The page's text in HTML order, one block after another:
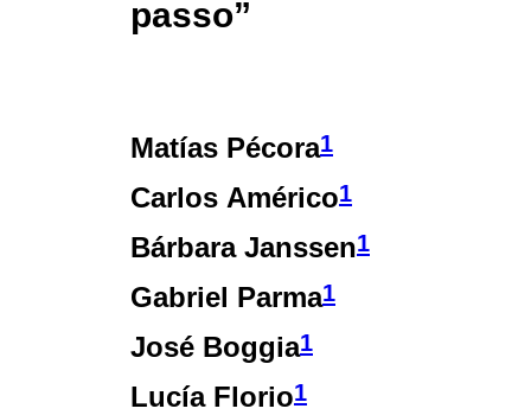
passo”
Matías Pécora1
Carlos Américo1
Bárbara Janssen1
Gabriel Parma1
José Boggia1
Lucía Florio1